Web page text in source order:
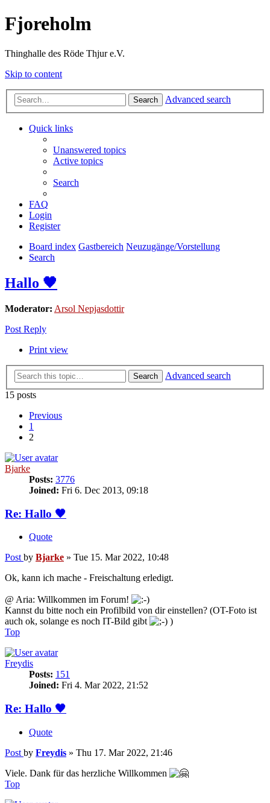
Fjoreholm
Thinghalle des Röde Thjur e.V.
Skip to content
Search Advanced search
Quick links
Unanswered topics
Active topics
Search
FAQ
Login
Register
Board index Gastbereich Neuzugänge/Vorstellung
Search
Hallo 🖤
Moderator: Arsol Nepjasdottir
Post Reply
Print view
Search
Advanced search
15 posts
Previous
1
2
Bjarke
Posts: 3776
Joined: Fri 6. Dec 2013, 09:18
Re: Hallo 🖤
Quote
Post by Bjarke » Tue 15. Mar 2022, 10:48
Ok, kann ich mache - Freischaltung erledigt.
@ Aria: Willkommen im Forum!
Kannst du bitte noch ein Profilbild von dir einstellen? (OT-Foto ist
auch ok, solange es noch IT-Bild gibt
)
Top
Freydis
Posts: 151
Joined: Fri 4. Mar 2022, 21:52
Re: Hallo 🖤
Quote
Post by Freydis » Thu 17. Mar 2022, 21:46
Viele. Dank für das herzliche Willkommen
Top